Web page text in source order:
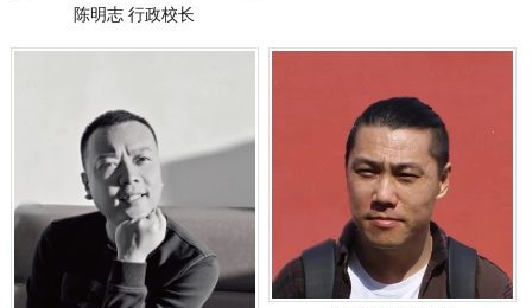
陈明志 行政校长